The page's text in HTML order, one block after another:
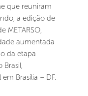
que reuniram
a edição de
METARSO,
aumentada
da etapa
Brasil,
Brasília – DF.